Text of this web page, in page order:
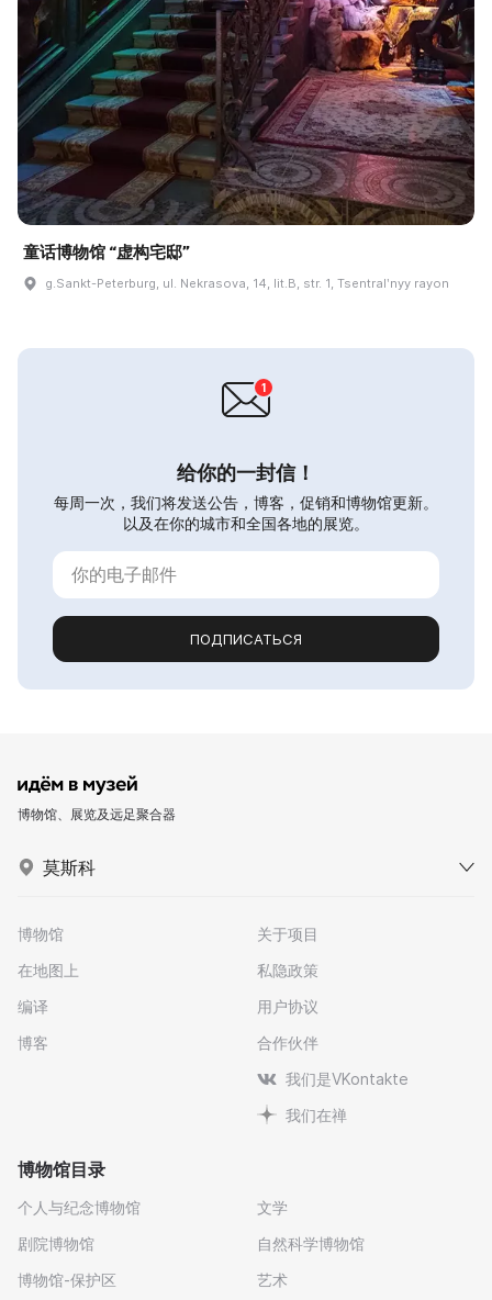
童话博物馆 “虚构宅邸”
g.Sankt-Peterburg, ul. Nekrasova, 14, lit.B, str. 1, Tsentralʹnyy rayon
给你的一封信！
每周一次，我们将发送公告，博客，促销和博物馆更新。
以及在你的城市和全国各地的展览。
ПОДПИСАТЬСЯ
博物馆、展览及远足聚合器
莫斯科
博物馆
在地图上
编译
博客
关于项目
私隐政策
用户协议
合作伙伴
我们是VKontakte
我们在禅
博物馆目录
个人与纪念博物馆
剧院博物馆
博物馆-保护区
文学
自然科学博物馆
艺术